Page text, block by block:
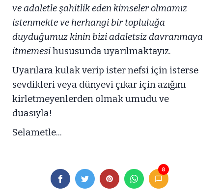
ve adaletle şahitlik eden kimseler olmamız
istenmekte ve herhangi bir topluluğa
duyduğumuz kinin bizi adaletsiz davranmaya
itmemesihususunda uyarılmaktayız.
Uyarılara kulak verip ister nefsi için isterse
sevdikleri veya dünyevi çıkar için azığını
kirletmeyenlerden olmak umudu ve
duasıyla!
Selametle...
8